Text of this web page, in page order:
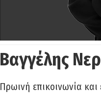
Βαγγέλης
Πρωινή επικοινωνία